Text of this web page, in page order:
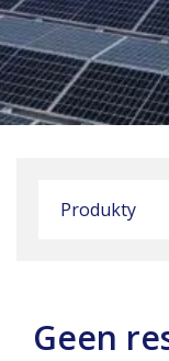
Produkty
Geen